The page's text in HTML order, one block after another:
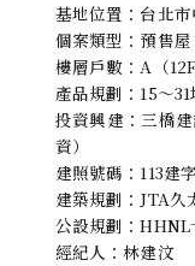
基地位置：台北
個案類型：預售屋
樓層戶數：A（
產品規劃：15～
投資興建：三橋
資）
建照號碼：113建
建築規劃：JTA久
公設規劃：HHNL
經紀人：林建汶